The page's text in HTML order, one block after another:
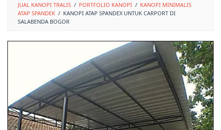
JUAL KANOPI TRALIS / PORTFOLIO KANOPI / KANOPI MINIMALIS
ATAP SPANDEK / KANOPI ATAP SPANDEX UNTUK CARPORT DI
SALABENDA BOGOR